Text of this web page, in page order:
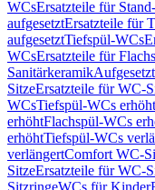
WCsErsatzteile für
aufgesetztErsatzteile für
aufgesetztTiefspül-WCs
WCsErsatzteile für
SanitärkeramikAufgesetzt
SitzeErsatzteile für WC-
WCsTiefspül-WCs erhöht
erhöhtFlachspül-WCs
erhöhtTiefspül-WCs
verlängertComfort WC-
SitzeErsatzteile für WC-
SitzringeWCs für Kinder